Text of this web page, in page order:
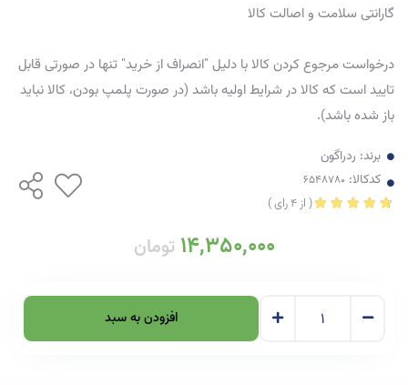
گارانتی سلامت و اصالت کالا
درخواست مرجوع کردن کالا با دلیل "انصراف از خرید" تنها در صورتی قابل
تایید است که کالا در شرایط اولیه باشد (در صورت پلمپ بودن، کالا نباید
باز شده باشد).
برند: ردراگون
کدکالا:
( از 4 رای)
14,350,000 تومان
افزودن به سبد